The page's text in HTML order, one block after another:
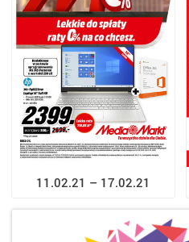
11.02.21 – 17.02.21